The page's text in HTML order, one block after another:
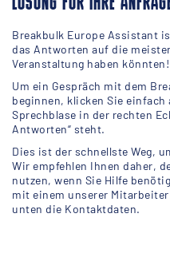
Breakbulk Europe Assistant
das Antworten auf die
Veranstaltung haben könnten!
Um ein Gespräch mit dem
beginnen, klicken Sie
Sprechblase in der rechten
Antworten“ steht.
Dies ist der schnellste Weg,
Wir empfehlen Ihnen daher,
nutzen, wenn Sie Hilfe
mit einem unserer
unten die Kontaktdaten.